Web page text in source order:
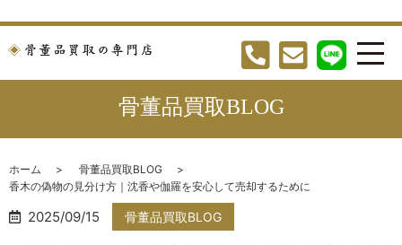
骨董品買取BLOG
ホーム
骨董品買取BLOG
香木の偽物の見分け方｜沈香や伽羅を安心して売却するために
2025/09/15 骨董品買取BLOG